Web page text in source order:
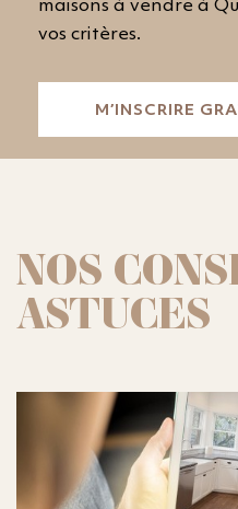
maisons à vendre à
vos critères.
M’INSCRIRE
NOS
ASTUCES